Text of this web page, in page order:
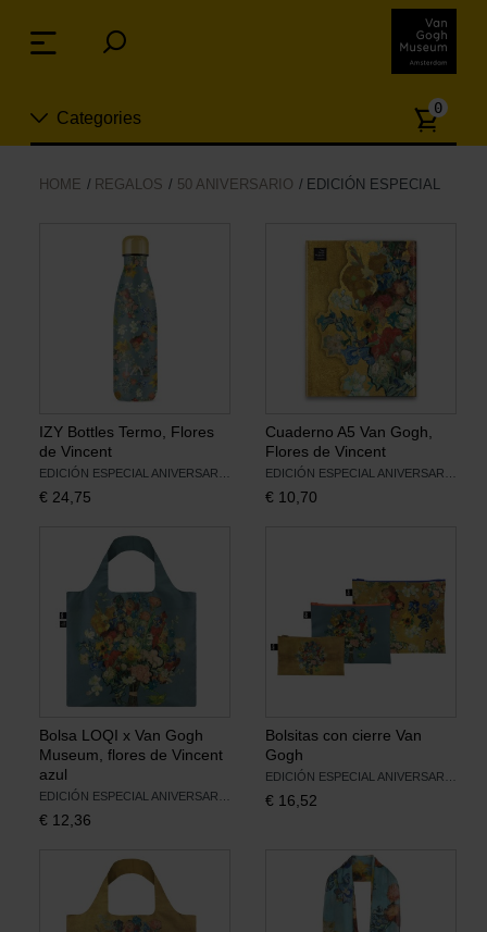
links
Jump
content
Categories
Nuevo
Para la casa
Hogar y Cocina
Ocio
Lienzos y Láminas
Regalos
0
HOME REGALOS 50 ANIVERSARIO EDICIÓN ESPECIAL
IZY Bottles Termo, Flores
de Vincent
€ 24,75
Cuaderno A5 Van Gogh,
Flores de Vincent
€ 10,70
Bolsa LOQI x Van Gogh
Museum, flores de Vincent
azul
€ 12,36
Bolsitas con cierre Van
Gogh
€ 16,52
Menu